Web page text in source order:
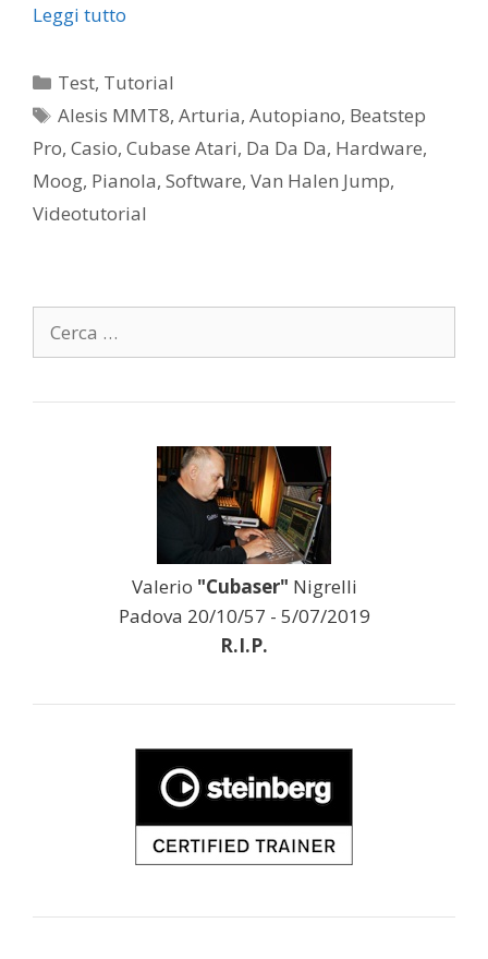
Leggi tutto
Categorie
Test, Tutorial
Tag
Alesis MMT8,Arturia,Autopiano, Beatstep
Pro, Casio, Cubase Atari, Da Da Da, Hardware,
Moog, Pianola, Software, Van Halen Jump,
Videotutorial
Ricerca
Valerio "Cubaser" Nigrelli
Padova 20/10/57 - 5/07/2019
R.I.P.